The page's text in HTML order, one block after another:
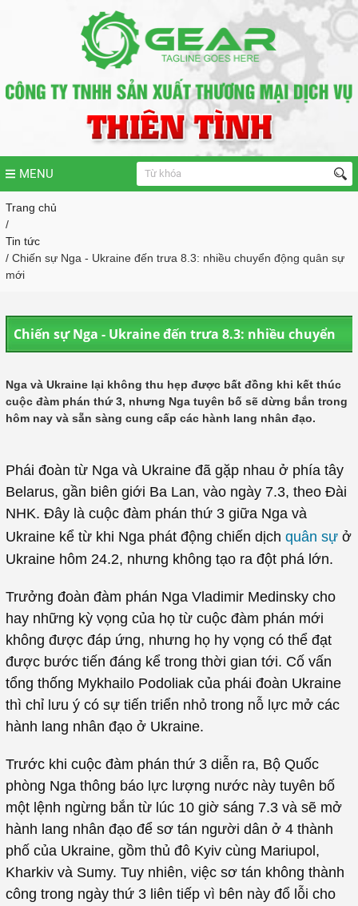
MENU
Trang chủ
/
Tin tức
/ Chiến sự Nga - Ukraine đến trưa 8.3: nhiều chuyển động quân sự
mới
Chiến sự Nga - Ukraine đến trưa 8.3: nhiều chuyển
Nga và Ukraine lại không thu hẹp được bất đồng khi kết thúc
cuộc đàm phán thứ 3, nhưng Nga tuyên bố sẽ dừng bắn trong
hôm nay và sẵn sàng cung cấp các hành lang nhân đạo.
Phái đoàn từ Nga và Ukraine đã gặp nhau ở phía tây
Belarus, gần biên giới Ba Lan, vào ngày 7.3, theo Đài
NHK. Đây là cuộc đàm phán thứ 3 giữa Nga và
Ukraine kể từ khi Nga phát động chiến dịch quân sựở
Ukraine hôm 24.2, nhưng không tạo ra đột phá lớn.
Trưởng đoàn đàm phán Nga Vladimir Medinsky cho
hay những kỳ vọng của họ từ cuộc đàm phán mới
không được đáp ứng, nhưng họ hy vọng có thể đạt
được bước tiến đáng kể trong thời gian tới. Cố vấn
tổng thống Mykhailo Podoliak của phái đoàn Ukraine
thì chỉ lưu ý có sự tiến triển nhỏ trong nỗ lực mở các
hành lang nhân đạo ở Ukraine.
Trước khi cuộc đàm phán thứ 3 diễn ra, Bộ Quốc
phòng Nga thông báo lực lượng nước này tuyên bố
một lệnh ngừng bắn từ lúc 10 giờ sáng 7.3 và sẽ mở
hành lang nhân đạo để sơ tán người dân ở 4 thành
phố của Ukraine, gồm thủ đô Kyiv cùng Mariupol,
Kharkiv và Sumy. Tuy nhiên, việc sơ tán không thành
công trong ngày thứ 3 liên tiếp vì bên này đổ lỗi cho